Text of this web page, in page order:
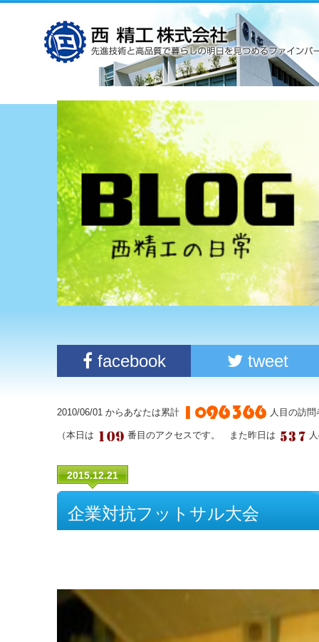
facebook tweet
2010/06/01 からあなたは累計 人目の訪
（本日は 番目のアクセスです。 また昨日は
2015.12.21
企業対抗フットサル大会